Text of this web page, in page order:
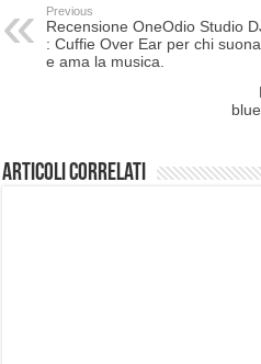
Previous
Recensione OneOdio Studio
: Cuffie Over Ear per chi suona
e ama la musica.
Articoli correlati